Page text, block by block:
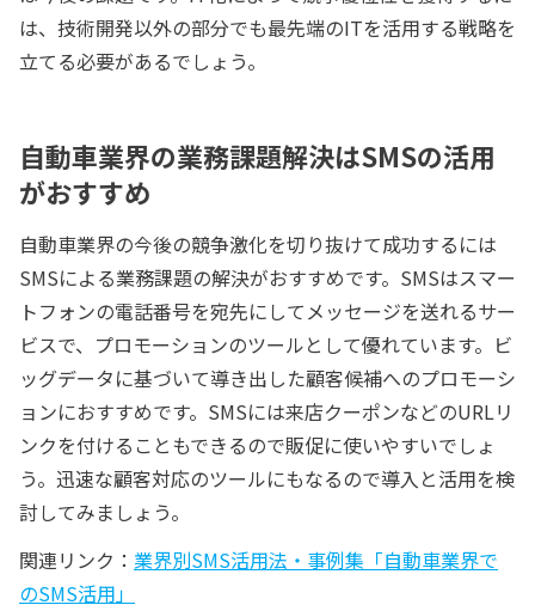
は、技術開発以外の部分でも最先端のITを活用する戦略を
立てる必要があるでしょう。
自動車業界の業務課題解決はSMSの活用
がおすすめ
自動車業界の今後の競争激化を切り抜けて成功するには
SMSによる業務課題の解決がおすすめです。SMSはスマー
トフォンの電話番号を宛先にしてメッセージを送れるサー
ビスで、プロモーションのツールとして優れています。ビ
ッグデータに基づいて導き出した顧客候補へのプロモーシ
ョンにおすすめです。SMSには来店クーポンなどのURLリ
ンクを付けることもできるので販促に使いやすいでしょ
う。迅速な顧客対応のツールにもなるので導入と活用を検
討してみましょう。
関連リンク： 業界別SMS活用法・事例集「自動車業界で
のSMS活用」